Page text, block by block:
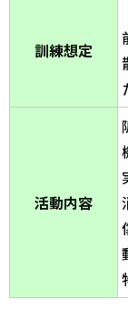
訓練想定
活動内容